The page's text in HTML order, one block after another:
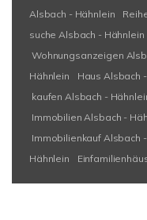
Alsbach - Hähnlein
suche Alsbach - Hähnlein
Wohnungsanzeigen
Hähnlein
Haus Alsbach
kaufen Alsbach -
Immobilien Alsbach -
Immobilienkauf Alsbach
Hähnlein